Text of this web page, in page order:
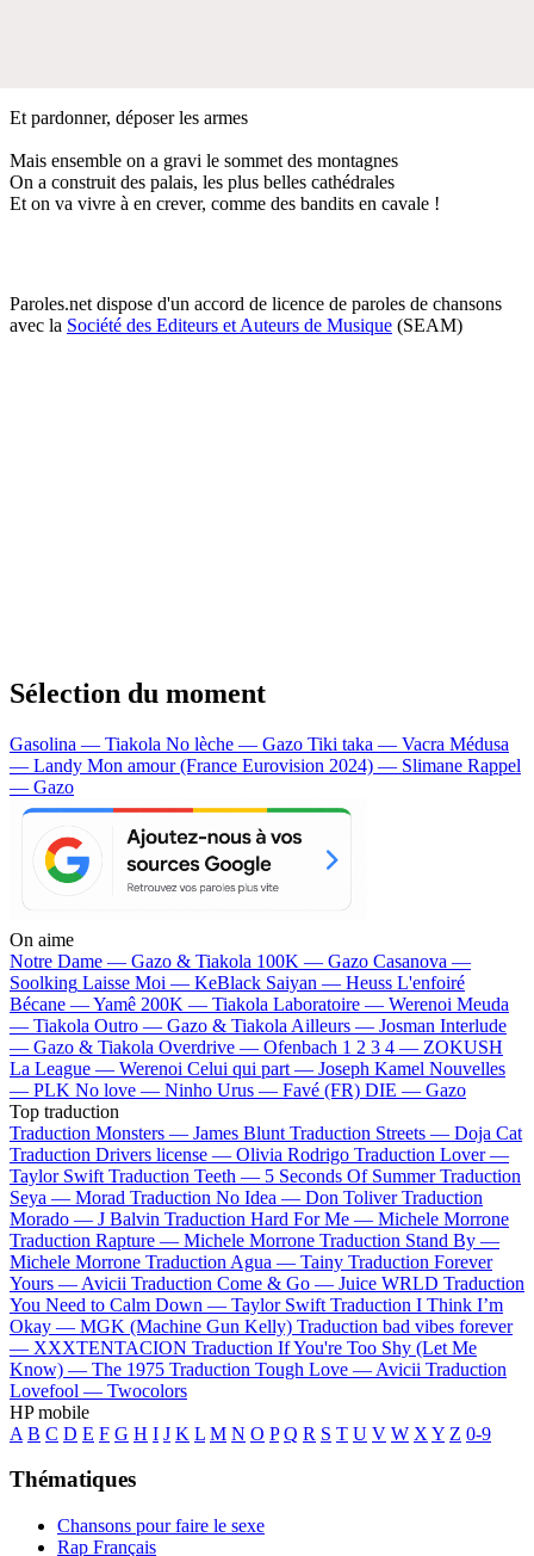
Et pardonner, déposer les armes
Mais ensemble on a gravi le sommet des montagnes
On a construit des palais, les plus belles cathédrales
Et on va vivre à en crever, comme des bandits en cavale !
Paroles.net dispose d'un accord de licence de paroles de chansons
avec la Société des Editeurs et Auteurs de Musique (SEAM)
Sélection du moment
Gasolina — Tiakola No lèche — Gazo Tiki taka — Vacra Médusa
— Landy Mon amour (France Eurovision 2024) — Slimane Rappel
— Gazo
On aime
Notre Dame — Gazo & Tiakola 100K — Gazo Casanova —
Soolking Laisse Moi — KeBlack Saiyan — Heuss L'enfoiré
Bécane —Yamê 200K — Tiakola Laboratoire — Werenoi Meuda
— Tiakola Outro — Gazo & Tiakola Ailleurs — Josman Interlude
— Gazo & Tiakola Overdrive — Ofenbach 1 2 3 4 — ZOKUSH
La League — Werenoi Celui qui part — Joseph Kamel Nouvelles
— PLK No love — Ninho Urus — Favé (FR) DIE — Gazo
Top traduction
Traduction Monsters — James Blunt Traduction Streets — Doja Cat
Traduction Drivers license — Olivia Rodrigo Traduction Lover —
Taylor Swift Traduction Teeth — 5 Seconds Of Summer Traduction
Seya — Morad Traduction No Idea — Don Toliver Traduction
Morado — J Balvin Traduction Hard For Me — Michele Morrone
Traduction Rapture — Michele Morrone Traduction Stand By —
Michele Morrone Traduction Agua — Tainy Traduction Forever
Yours — Avicii Traduction Come & Go — Juice WRLD Traduction
You Need to Calm Down — Taylor Swift Traduction I Think I’m
Okay — MGK (Machine Gun Kelly) Traduction bad vibes forever
— XXXTENTACION Traduction If You're Too Shy (Let Me
Know) — The 1975 Traduction Tough Love — Avicii Traduction
Lovefool — Twocolors
HP mobile
A B C D E F G H I J K L M N O P Q R S T U V W X Y Z 0-9
Thématiques
Chansons pour faire le sexe
Rap Français